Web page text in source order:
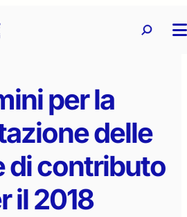
Ricerca
Ricerca
per la
delle
di contributo
il 2018